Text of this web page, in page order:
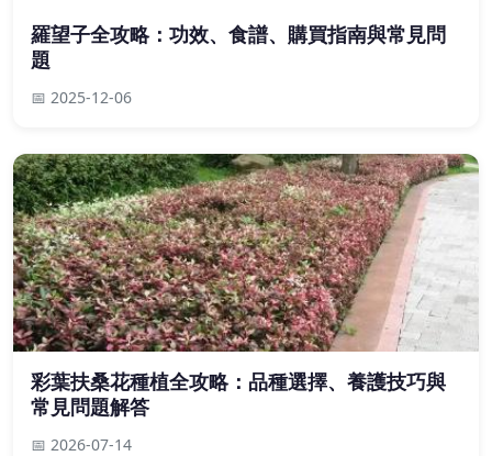
羅望子全攻略：功效、食譜、購買指南與常見問
題
📅 2025-12-06
彩葉扶桑花種植全攻略：品種選擇、養護技巧與
常見問題解答
📅 2026-07-14